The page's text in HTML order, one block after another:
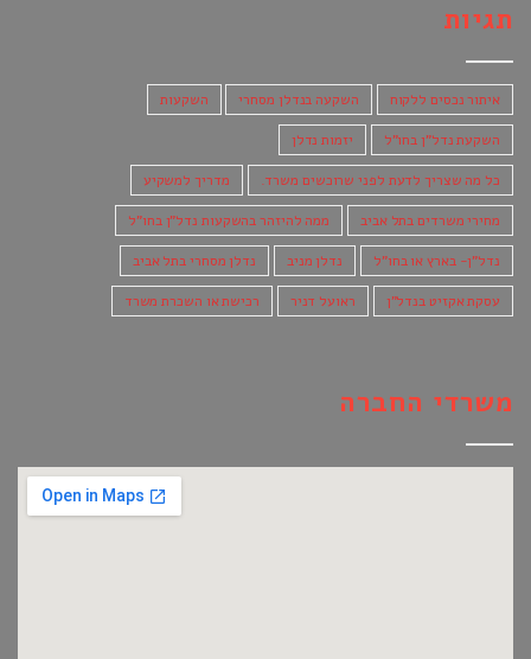
תגיות
איתור נכסים ללקוח השקעה בנדלן מסחרי השקעות
השקעת נדל"ן בחו"ל יזמות נדלן
כל מה שצריך לדעת לפני שרוכשים משרד. מדריך למשקיע
מחירי משרדים בתל אביב ממה להיזהר בהשקעות נדל"ן בחו"ל
נדל"ן- בארץ או בחו"ל נדלן מניב נדלן מסחרי בתל אביב
עסקת אקזיט בנדל"ן ראועל דניר רכישת או השכרת משרד
משרדי החברה